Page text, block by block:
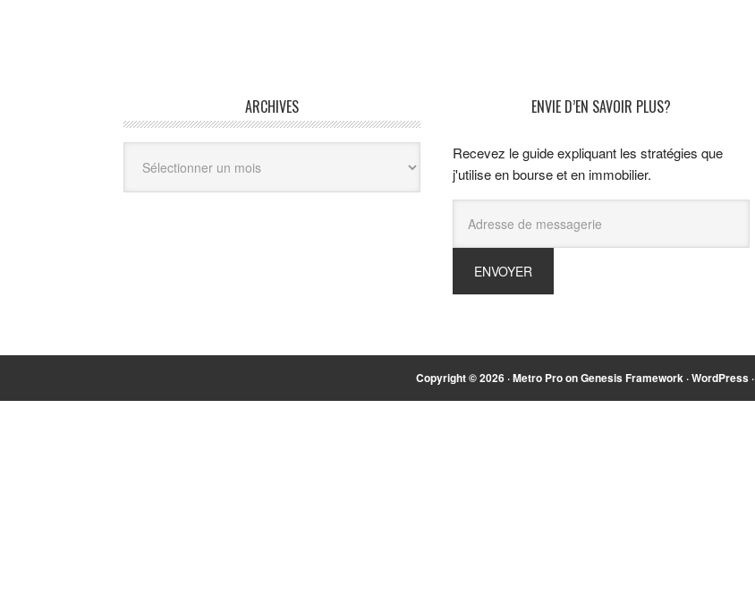
ARCHIVES ENVIE D’EN SAVOIR PLUS?
Recevez le guide expliquant les stratégies que
j'utilise en bourse et en immobilier.
Copyright © 2026 ·Metro ProonGenesis Framework·WordPress·